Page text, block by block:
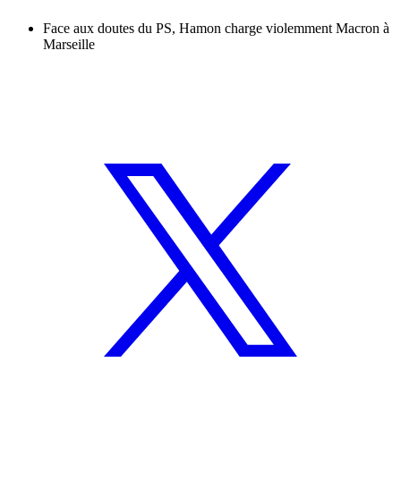
Face aux doutes du PS, Hamon charge violemment Macron à
Marseille